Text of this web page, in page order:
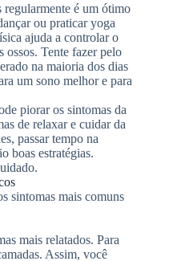
regularmente é um ótimo
ou praticar yoga
ajuda a controlar o
ossos. Tente fazer pelo
na maioria dos dias
um sono melhor e para
piorar os sintomas da
de relaxar e cuidar da
passar tempo na
boas estratégias.
sintomas mais comuns
mais relatados. Para
Assim, você